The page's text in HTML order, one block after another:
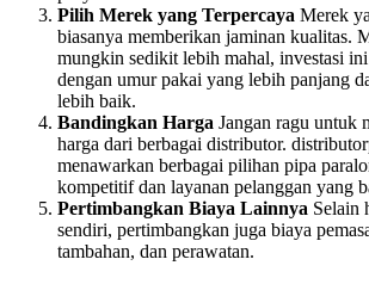
Pilih Merek yang Terpercaya Merek
biasanya memberikan jaminan kualitas.
mungkin sedikit lebih mahal, investasi ini
dengan umur pakai yang lebih panjang
lebih baik.
Bandingkan Harga Jangan ragu untuk
harga dari berbagai distributor.
menawarkan berbagai pilihan pipa
kompetitif dan layanan pelanggan yang
Pertimbangkan Biaya Lainnya Selain
sendiri, pertimbangkan juga biaya
tambahan, dan perawatan.